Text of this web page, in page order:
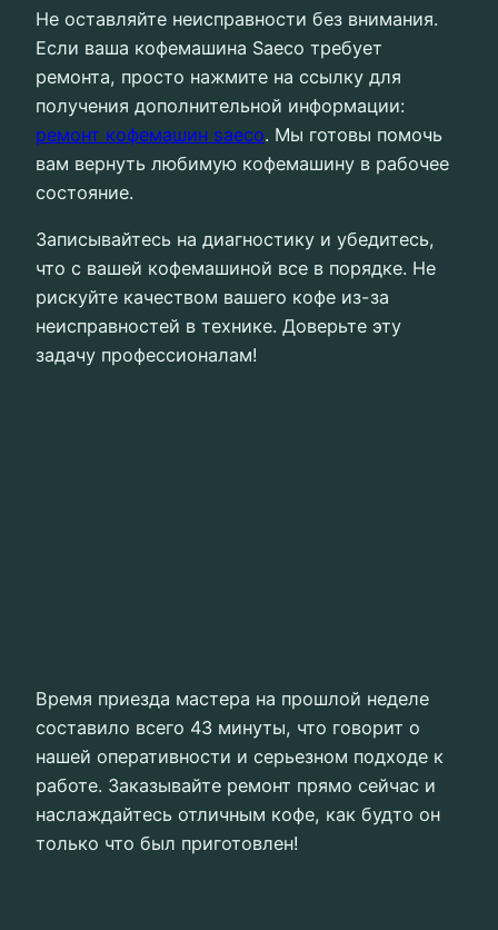
Не оставляйте неисправности без внимания.
Если ваша кофемашина Saeco требует
ремонта, просто нажмите на ссылку для
получения дополнительной информации:
ремонт кофемашин saeco. Мы готовы помочь
вам вернуть любимую кофемашину в рабочее
состояние.
Записывайтесь на диагностику и убедитесь,
что с вашей кофемашиной все в порядке. Не
рискуйте качеством вашего кофе из-за
неисправностей в технике. Доверьте эту
задачу профессионалам!
Время приезда мастера на прошлой неделе
составило всего 43 минуты, что говорит о
нашей оперативности и серьезном подходе к
работе. Заказывайте ремонт прямо сейчас и
наслаждайтесь отличным кофе, как будто он
только что был приготовлен!